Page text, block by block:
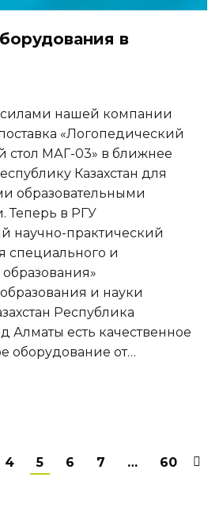
в
силами нашей компании
«Логопедический
стол МАГ-03» в ближнее
Казахстан для
образовательными
Теперь в РГУ
научно-практический
специального и
и науки
Республика
Алматы есть качественное
оборудование от…
4 5 6 7 … 60